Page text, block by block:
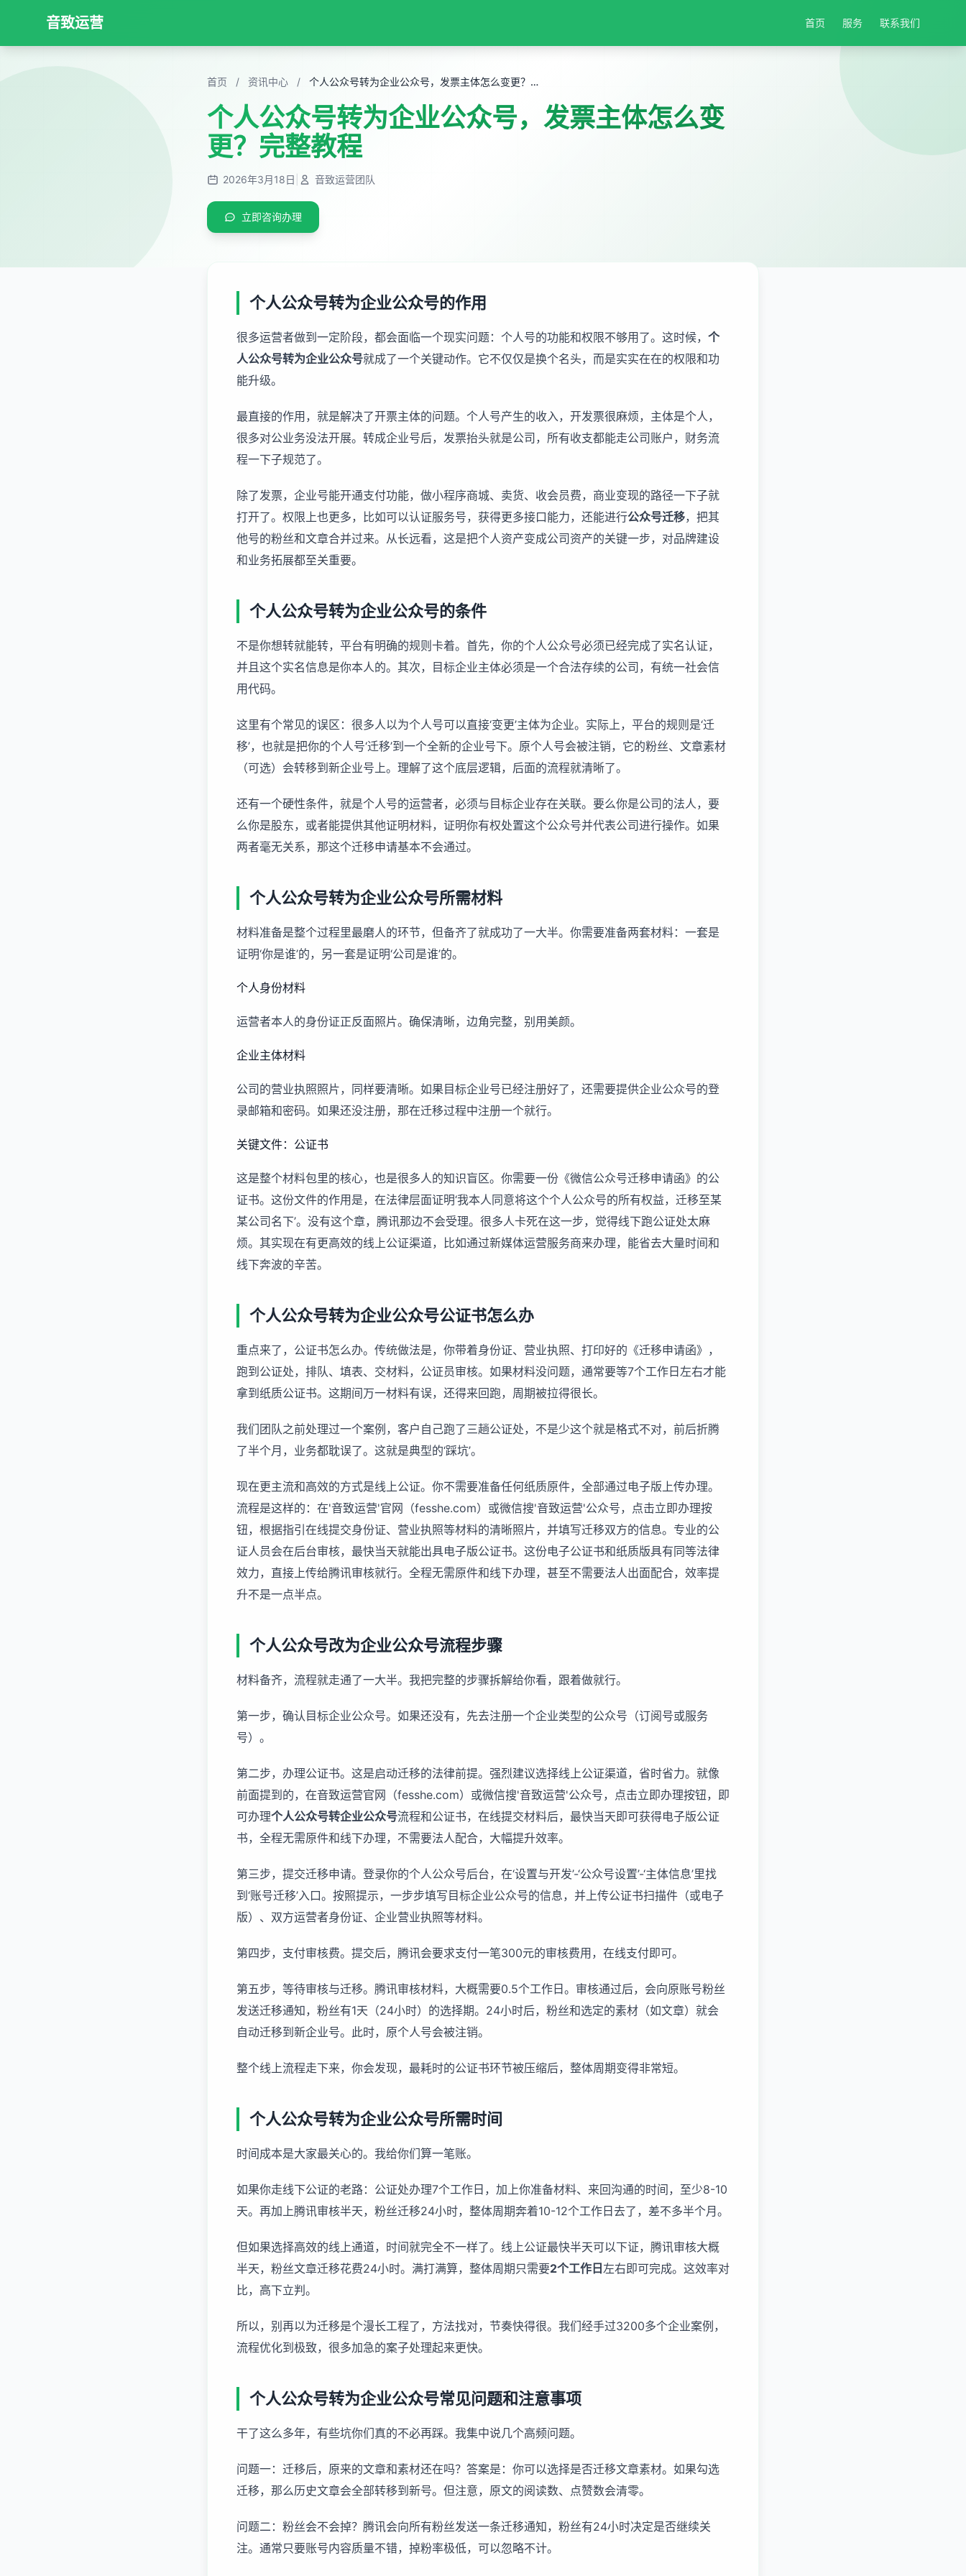
音致运营 首页 服务 联系我们
首页 / 资讯中心 / 个人公众号转为企业公众号，发票主体怎么变更？完整教程
个人公众号转为企业公众号，发票主体怎么变
更？完整教程
2026年3月18日 音致运营团队
立即咨询办理
个人公众号转为企业公众号的作用
很多运营者做到一定阶段，都会面临一个现实问题：个人号的功能和权限不够用了。这时候， 个
人公众号转为企业公众号就成了一个关键动作。它不仅仅是换个名头，而是实实在在的权限和功
能升级。
最直接的作用，就是解决了开票主体的问题。个人号产生的收入，开发票很麻烦，主体是个人，
很多对公业务没法开展。转成企业号后，发票抬头就是公司，所有收支都能走公司账户，财务流
程一下子规范了。
除了发票，企业号能开通支付功能，做小程序商城、卖货、收会员费，商业变现的路径一下子就
打开了。权限上也更多，比如可以认证服务号，获得更多接口能力，还能进行公众号迁移，把其
他号的粉丝和文章合并过来。从长远看，这是把个人资产变成公司资产的关键一步，对品牌建设
和业务拓展都至关重要。
个人公众号转为企业公众号的条件
不是你想转就能转，平台有明确的规则卡着。首先，你的个人公众号必须已经完成了实名认证，
并且这个实名信息是你本人的。其次，目标企业主体必须是一个合法存续的公司，有统一社会信
用代码。
这里有个常见的误区：很多人以为个人号可以直接‘变更’主体为企业。实际上，平台的规则是‘迁
移’，也就是把你的个人号‘迁移’到一个全新的企业号下。原个人号会被注销，它的粉丝、文章素材
（可选）会转移到新企业号上。理解了这个底层逻辑，后面的流程就清晰了。
还有一个硬性条件，就是个人号的运营者，必须与目标企业存在关联。要么你是公司的法人，要
么你是股东，或者能提供其他证明材料，证明你有权处置这个公众号并代表公司进行操作。如果
两者毫无关系，那这个迁移申请基本不会通过。
个人公众号转为企业公众号所需材料
材料准备是整个过程里最磨人的环节，但备齐了就成功了一大半。你需要准备两套材料：一套是
证明‘你是谁’的，另一套是证明‘公司是谁’的。
个人身份材料
运营者本人的身份证正反面照片。确保清晰，边角完整，别用美颜。
企业主体材料
公司的营业执照照片，同样要清晰。如果目标企业号已经注册好了，还需要提供企业公众号的登
录邮箱和密码。如果还没注册，那在迁移过程中注册一个就行。
关键文件：公证书
这是整个材料包里的核心，也是很多人的知识盲区。你需要一份《微信公众号迁移申请函》的公
证书。这份文件的作用是，在法律层面证明‘我本人同意将这个个人公众号的所有权益，迁移至某
某公司名下’。没有这个章，腾讯那边不会受理。很多人卡死在这一步，觉得线下跑公证处太麻
烦。其实现在有更高效的线上公证渠道，比如通过新媒体运营服务商来办理，能省去大量时间和
线下奔波的辛苦。
个人公众号转为企业公众号公证书怎么办
重点来了，公证书怎么办。传统做法是，你带着身份证、营业执照、打印好的《迁移申请函》，
跑到公证处，排队、填表、交材料，公证员审核。如果材料没问题，通常要等7个工作日左右才能
拿到纸质公证书。这期间万一材料有误，还得来回跑，周期被拉得很长。
我们团队之前处理过一个案例，客户自己跑了三趟公证处，不是少这个就是格式不对，前后折腾
了半个月，业务都耽误了。这就是典型的‘踩坑’。
现在更主流和高效的方式是线上公证。你不需要准备任何纸质原件，全部通过电子版上传办理。
流程是这样的：在'音致运营'官网（fesshe.com）或微信搜'音致运营'公众号，点击立即办理按
钮，根据指引在线提交身份证、营业执照等材料的清晰照片，并填写迁移双方的信息。专业的公
证人员会在后台审核，最快当天就能出具电子版公证书。这份电子公证书和纸质版具有同等法律
效力，直接上传给腾讯审核就行。全程无需原件和线下办理，甚至不需要法人出面配合，效率提
升不是一点半点。
个人公众号改为企业公众号流程步骤
材料备齐，流程就走通了一大半。我把完整的步骤拆解给你看，跟着做就行。
第一步，确认目标企业公众号。如果还没有，先去注册一个企业类型的公众号（订阅号或服务
号）。
第二步，办理公证书。这是启动迁移的法律前提。强烈建议选择线上公证渠道，省时省力。就像
前面提到的，在音致运营官网（fesshe.com）或微信搜'音致运营'公众号，点击立即办理按钮，即
可办理个人公众号转企业公众号流程和公证书，在线提交材料后，最快当天即可获得电子版公证
书，全程无需原件和线下办理，不需要法人配合，大幅提升效率。
第三步，提交迁移申请。登录你的个人公众号后台，在‘设置与开发’-‘公众号设置’-‘主体信息’里找
到‘账号迁移’入口。按照提示，一步步填写目标企业公众号的信息，并上传公证书扫描件（或电子
版）、双方运营者身份证、企业营业执照等材料。
第四步，支付审核费。提交后，腾讯会要求支付一笔300元的审核费用，在线支付即可。
第五步，等待审核与迁移。腾讯审核材料，大概需要0.5个工作日。审核通过后，会向原账号粉丝
发送迁移通知，粉丝有1天（24小时）的选择期。24小时后，粉丝和选定的素材（如文章）就会
自动迁移到新企业号。此时，原个人号会被注销。
整个线上流程走下来，你会发现，最耗时的公证书环节被压缩后，整体周期变得非常短。
个人公众号转为企业公众号所需时间
时间成本是大家最关心的。我给你们算一笔账。
如果你走线下公证的老路：公证处办理7个工作日，加上你准备材料、来回沟通的时间，至少8-10
天。再加上腾讯审核半天，粉丝迁移24小时，整体周期奔着10-12个工作日去了，差不多半个月。
但如果选择高效的线上通道，时间就完全不一样了。线上公证最快半天可以下证，腾讯审核大概
半天，粉丝文章迁移花费24小时。满打满算，整体周期只需要2个工作日 左右即可完成。这效率对
比，高下立判。
所以，别再以为迁移是个漫长工程了，方法找对，节奏快得很。我们经手过3200多个企业案例，
流程优化到极致，很多加急的案子处理起来更快。
个人公众号转为企业公众号常见问题和注意事项
干了这么多年，有些坑你们真的不必再踩。我集中说几个高频问题。
问题一：迁移后，原来的文章和素材还在吗？答案是：你可以选择是否迁移文章素材。如果勾选
迁移，那么历史文章会全部转移到新号。但注意，原文的阅读数、点赞数会清零。
问题二：粉丝会不会掉？腾讯会向所有粉丝发送一条迁移通知，粉丝有24小时决定是否继续关
注。通常只要账号内容质量不错，掉粉率极低，可以忽略不计。